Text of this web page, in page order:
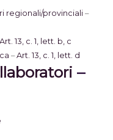
regionali/provinciali–
Art. 13, c. 1, lett. b, c
–Art. 13, c. 1, lett. d
–